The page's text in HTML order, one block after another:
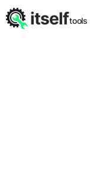
itselftools